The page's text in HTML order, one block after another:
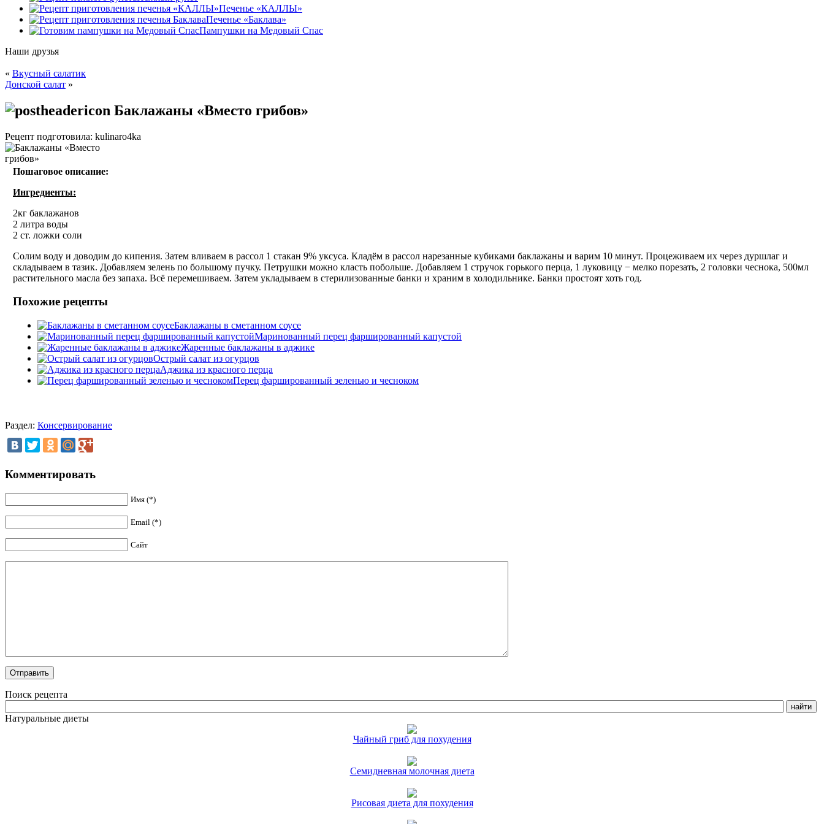
Печенье «КАЛЛЫ»
Печенье «Баклава»
Пампушки на Медовый Спас
Наши друзья
« Вкусный салатик
Донской салат »
Баклажаны «Вместо грибов»
Рецепт подготовила: kulinaro4ka
Пошаговое описание:
Ингредиенты:
2кг баклажанов
2 литра воды
2 ст. ложки соли
Солим воду и доводим до кипения. Затем вливаем в рассол 1 стакан 9% уксуса. Кладём в рассол нарезанные кубиками баклажаны и варим 10 минут. Процеживаем их через дуршлаг и
складываем в тазик. Добавляем зелень по большому пучку. Петрушки можно класть побольше. Добавляем 1 стручок горького перца, 1 луковицу − мелко порезать, 2 головки чеснока, 500мл
растительного масла без запаха. Всё перемешиваем. Затем укладываем в стерилизованные банки и храним в холодильнике. Банки простоят хоть год.
Похожие рецепты
Баклажаны в сметанном соусе
Маринованный перец фаршированный капустой
Жаренные баклажаны в аджике
Острый салат из огурцов
Аджика из красного перца
Перец фаршированный зеленью и чесноком
Раздел: Консервирование
Комментировать
Имя (*)
Email (*)
Сайт
Поиск рецепта
Натуральные диеты
Чайный гриб для похудения
Семидневная молочная диета
Рисовая диета для похудения